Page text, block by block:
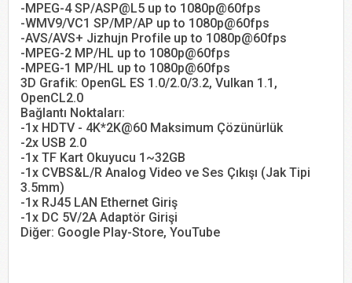
-MPEG-4 SP/ASP@L5 up to 1080p@60fps
-WMV9/VC1 SP/MP/AP up to 1080p@60fps
-AVS/AVS+ Jizhujn Profile up to 1080p@60fps
-MPEG-2 MP/HL up to 1080p@60fps
-MPEG-1 MP/HL up to 1080p@60fps
3D Grafik: OpenGL ES 1.0/2.0/3.2, Vulkan 1.1,
OpenCL2.0
Bağlantı Noktaları:
-1x HDTV - 4K*2K@60 Maksimum Çözünürlük
-2x USB 2.0
-1x TF Kart Okuyucu 1~32GB
-1x CVBS&L/R Analog Video ve Ses Çıkışı (Jak Tipi
3.5mm)
-1x RJ45 LAN Ethernet Giriş
-1x DC 5V/2A Adaptör Girişi
Diğer: Google Play-Store, YouTube